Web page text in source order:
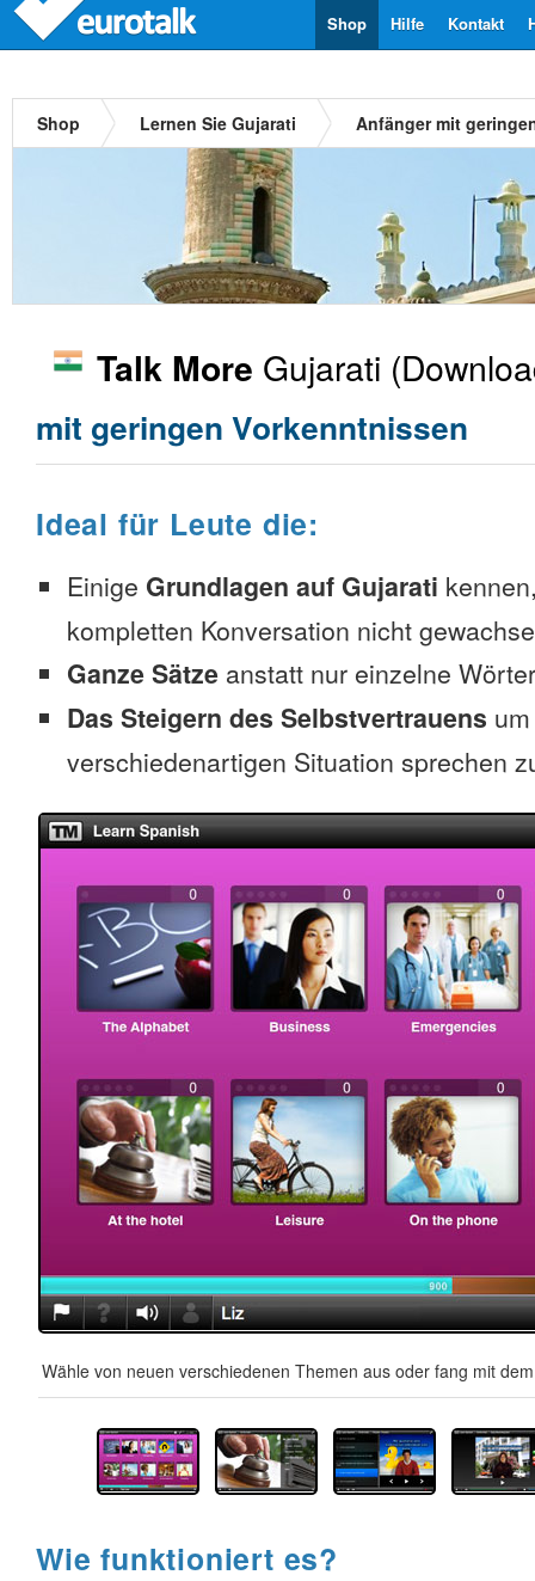
Kontakt
Hilfe
Shop
Shop Lernen Sie Gujarati Anfänger mit
Talk More Gujarati
mit geringen Vorkenntnissen
Ideal für Leute die:
Einige Grundlagen auf Gujarati
kompletten Konversation nicht
Ganze Sätze anstatt nur einzelne
Das Steigern des Selbstvertrauens
verschiedenartigen Situation sprechen
Wähle von neuen verschiedenen Themen aus oder fang mit
Wie funktioniert es?